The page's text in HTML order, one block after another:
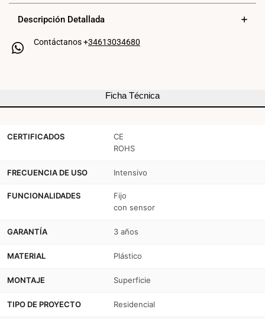
LED
superficie
bombilla
LED
bombilla
Descripción Detallada
Contáctanos +34613034680
Ficha Técnica
CERTIFICADOS
CE
ROHS
FRECUENCIA DE USO Intensivo
FUNCIONALIDADES
Fijo
con sensor
GARANTÍA 3 años
MATERIAL Plástico
MONTAJE Superficie
TIPO DE PROYECTO Residencial